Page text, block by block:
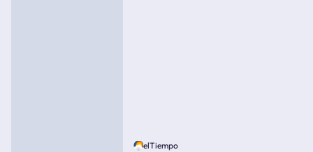
elTiempo